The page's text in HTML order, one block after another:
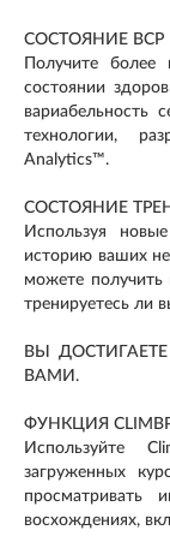
СОСТОЯНИЕ ВСР
Получите более
состоянии
вариабельность
технологии,
Analytics™.
СОСТОЯНИЕ
Используя
историю ваших
можете
тренируетесь ли
ВЫ
ВАМИ.
ФУНКЦИЯ
Используйте
загруженных
просматривать
восхождениях,